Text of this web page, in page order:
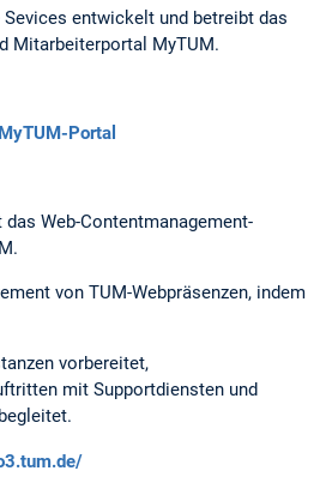
Sevices entwickelt und betreibt das
Mitarbeiterportal MyTUM.
Portal
das Web-Contentmanagement-
von TUM-Webpräsenzen, indem
vorbereitet,
mit Supportdiensten und